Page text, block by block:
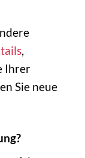
Ihrer
Sie neue